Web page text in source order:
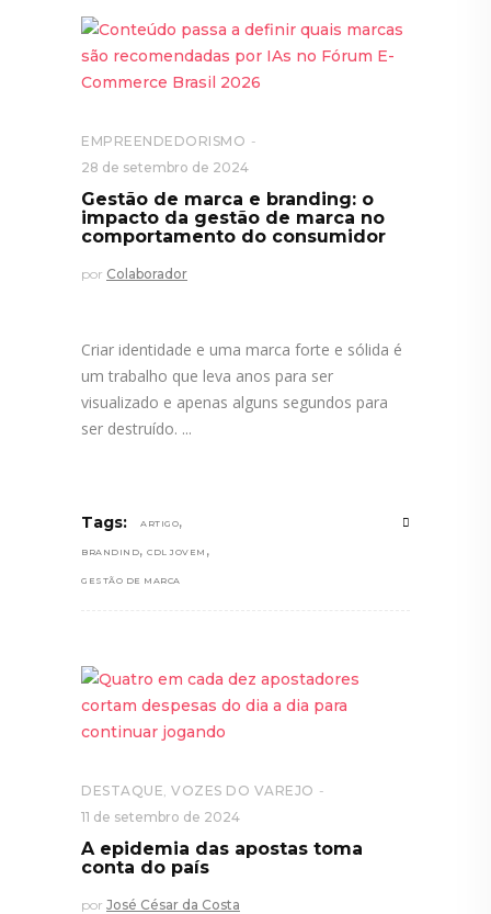
EMPREENDEDORISMO
28 de setembro de 2024
Gestão de marca e branding: o
impacto da gestão de marca no
comportamento do consumidor
por Colaborador
Criar identidade e uma marca forte e sólida é
um trabalho que leva anos para ser
visualizado e apenas alguns segundos para
ser destruído.
Tags: ARTIGO,
BRANDIND, CDL JOVEM ,
GESTÃO DE MARCA
DESTAQUE, VOZES DO VAREJO
11 de setembro de 2024
A epidemia das apostas toma
conta do país
por José César da Costa